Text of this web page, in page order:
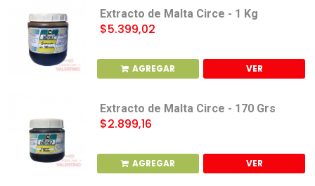
Extracto de Malta Circe - 1 Kg
$5.399,02
AGREGAR VER
Extracto de Malta Circe - 170 Grs
$2.899,16
AGREGAR VER